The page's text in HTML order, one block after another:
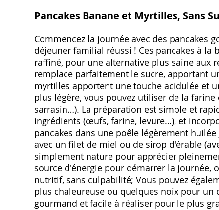
Pancakes Banane et Myrtilles, Sans
Commencez la journée avec des pancakes
déjeuner familial réussi ! Ces pancakes à
raffiné, pour une alternative plus saine aux
remplace parfaitement le sucre, apportant
myrtilles apportent une touche acidulée et
plus légère, vous pouvez utiliser de la
sarrasin…). La préparation est simple et
ingrédients (œufs, farine, levure…), et
pancakes dans une poêle légèrement
avec un filet de miel ou de sirop d'érable
simplement nature pour apprécier
source d'énergie pour démarrer la journée,
nutritif, sans culpabilité; Vous pouvez
plus chaleureuse ou quelques noix pour
gourmand et facile à réaliser pour le plus